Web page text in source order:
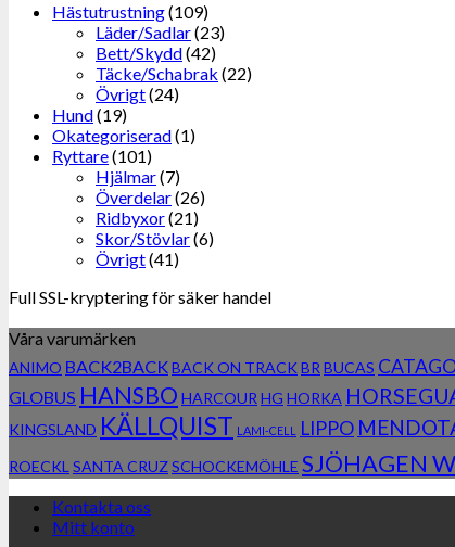
Hästutrustning(109)
Läder/Sadlar(23)
Bett/Skydd(42)
Täcke/Schabrak (22)
Övrigt(24)
Hund(19)
Okategoriserad(1)
Ryttare(101)
Hjälmar(7)
Överdelar(26)
Ridbyxor(21)
Skor/Stövlar(6)
Övrigt(41)
Full SSL-kryptering för säker handel
Våra varumärken
ANIMO BACK2BACKBACK ON TRACK BR BUCAS
GLOBUS HANSBO HARCOUR HG HORKA
KINGSLAND KÄLLQUIST LAMI-CELL LIPPO
ROECKL SANTA CRUZSCHOCKEMÖHLE SJÖHAGEN
Kontakta oss
Mitt konto